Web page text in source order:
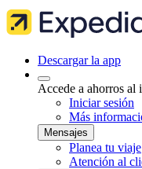
Descargar la app
Accede a ahorros al
Iniciar sesión
Más
Mensajes
Planea tu viaje
Atención al